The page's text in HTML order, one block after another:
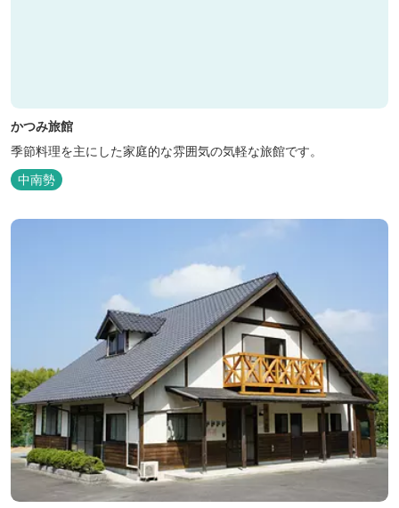
かつみ旅館
季節料理を主にした家庭的な雰囲気の気軽な旅館です。
中南勢